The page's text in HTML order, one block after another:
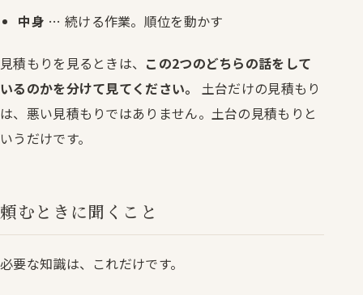
中身 … 続ける作業。順位を動かす
見積もりを見るときは、 この2つのどちらの話をして
いるのかを分けて見てください。
土台だけの見積もり
は、悪い見積もりではありません。土台の見積もりと
いうだけです。
頼むときに聞くこと
必要な知識は、これだけです。